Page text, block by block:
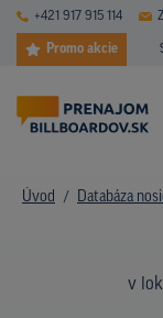
+421 917 915 114
Promo akcie
Úvod Databáza
v